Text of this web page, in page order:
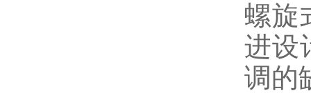
螺旋
进设
调的